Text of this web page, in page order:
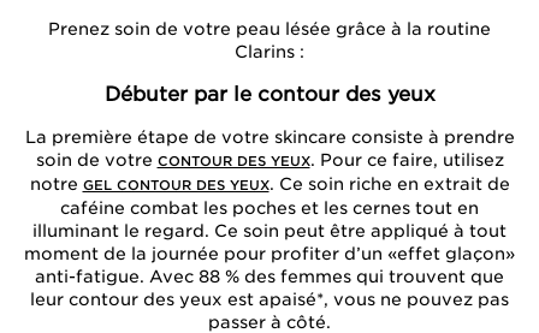
Prenez soin de votre peau lésée grâce à la routine
Clarins :
Débuter par le contour des yeux
La première étape de votre skincare consiste à prendre
soin de votre CONTOUR DES YEUX. Pour ce faire, utilisez
notre GEL CONTOUR DES YEUX. Ce soin riche en extrait de
caféine combat les poches et les cernes tout en
illuminant le regard. Ce soin peut être appliqué à tout
moment de la journée pour profiter d’un «effet glaçon»
anti-fatigue. Avec 88 % des femmes qui trouvent que
leur contour des yeux est apaisé*, vous ne pouvez pas
passer à côté.